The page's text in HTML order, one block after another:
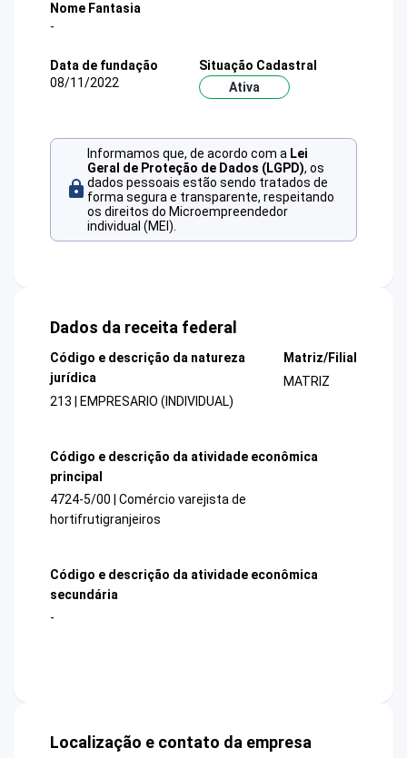
Nome Fantasia
-
Data de fundação
08/11/2022
Situação Cadastral
Ativa
Informamos que, de acordo com a Lei
Geral de Proteção de Dados (LGPD), os
dados pessoais estão sendo tratados de
forma segura e transparente, respeitando
os direitos do Microempreendedor
individual (MEI).
Dados da receita federal
Código e descrição da natureza
jurídica
213 | EMPRESARIO (INDIVIDUAL)
Matriz/Filial
MATRIZ
Código e descrição da atividade econômica
principal
4724-5/00 | Comércio varejista de
hortifrutigranjeiros
Código e descrição da atividade econômica
secundária
-
Localização e contato da empresa